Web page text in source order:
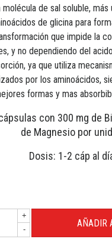
molécula de sal soluble, más
de glicina para
que impide la
y no dependiendo del
ya que utiliza
por los aminoácidos,
formas y mas
con 300 mg de
de Magnesio por
Dosis: 1-2 cáp al
+
-